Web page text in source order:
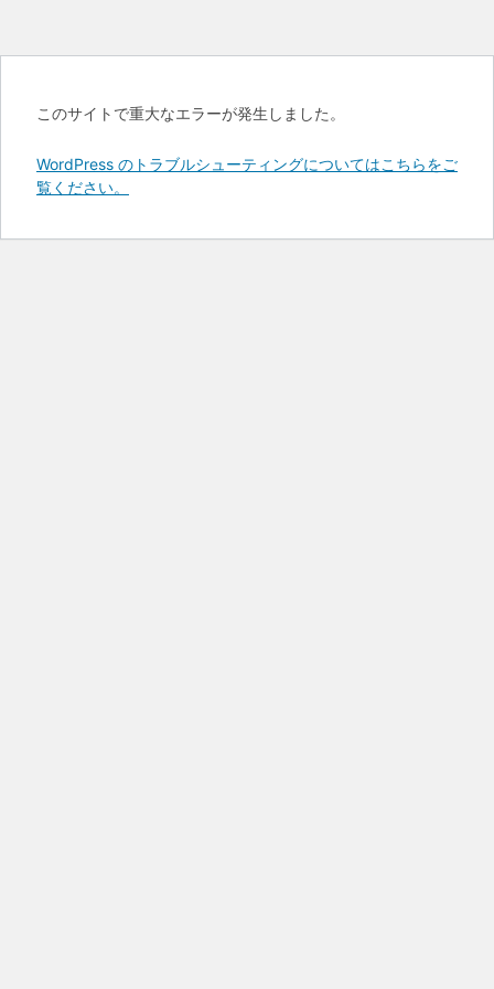
このサイトで重大なエラーが発生しました。
WordPress のトラブルシューティングについてはこちらをご
覧ください。